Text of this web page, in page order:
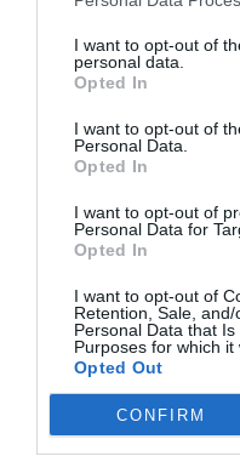
I want to opt-out of
personal data.
Opted In
I want to opt-out of
Personal Data.
Opted In
I want to opt-out of
Personal Data for
Opted In
I want to opt-out of
Retention, Sale,
Personal Data that
Purposes for which it
Opted Out
CONFIRM
HÍRLISTA